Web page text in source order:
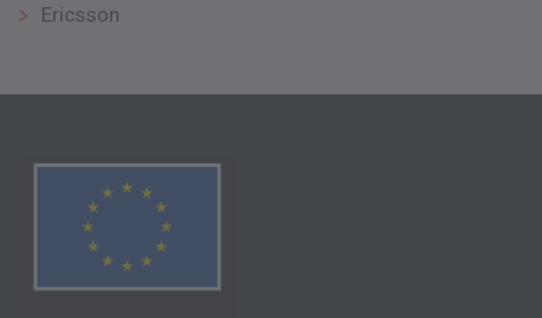
Ericsson